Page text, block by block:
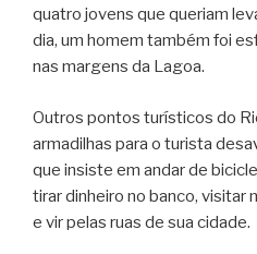
quatro jovens que queriam
dia, um homem também foi
nas margens da Lagoa.
Outros pontos turísticos do
armadilhas para o turista
que insiste em andar de
tirar dinheiro no banco, visitar
e vir pelas ruas de sua cidade.